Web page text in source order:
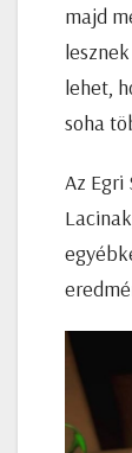
majd
lehet,
soha
Az